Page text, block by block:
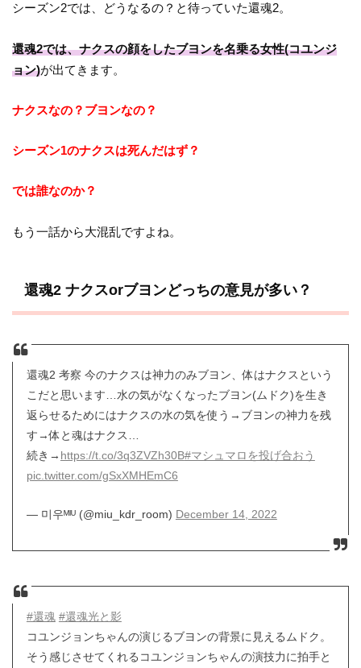
シーズン2では、どうなるの？と待っていた還魂2。
還魂2では、ナクスの顔をしたブヨンを名乗る女性(コユンジ
ョン)が出てきます。
ナクスなの？ブヨンなの？
シーズン1のナクスは死んだはず？
では誰なのか？
もう一話から大混乱ですよね。
還魂2 ナクスorブヨンどっちの意見が多い？
還魂2 考察 今のナクスは神力のみブヨン、体はナクスという
こだと思います…水の気がなくなったブヨン(ムドク)を生き
返らせるためにはナクスの水の気を使う→ブヨンの神力を残
す→体と魂はナクス…
続き→ https://t.co/3q3ZVZh30B#マシュマロを投げ合おう
pic.twitter.com/gSxXMHEmC6
— 미우ᴹᴵᵁ (@miu_kdr_room) December 14, 2022
#還魂 #還魂光と影
コユンジョンちゃんの演じるブヨンの背景に見えるムドク。
そう感じさせてくれるコユンジョンちゃんの演技力に拍手と